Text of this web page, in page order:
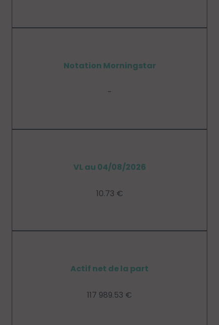
Notation Morningstar
-
VL au 04/08/2026
10.73 €
Actif net de la part
117 989.53 €